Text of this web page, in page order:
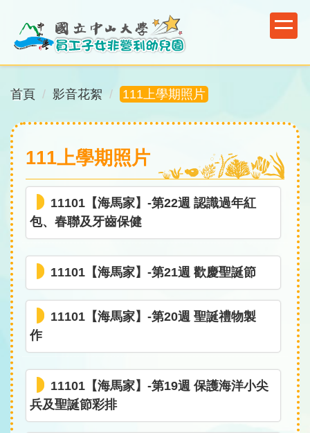
主
要
內
區
塊
首頁 影音花絮 111上學期照片
111上學期照片
11101【海馬家】-第22週 認識過年紅
包、春聯及牙齒保健
11101【海馬家】-第21週 歡慶聖誕節
11101【海馬家】-第20週 聖誕禮物製
作
11101【海馬家】-第19週 保護海洋小尖
兵及聖誕節彩排